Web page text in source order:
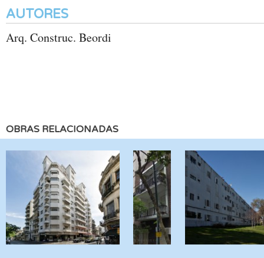
AUTORES
Arq. Construc. Beordi
OBRAS RELACIONADAS